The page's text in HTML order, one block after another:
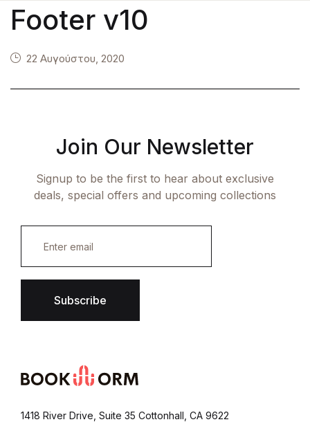
Footer v10
22 Αυγούστου, 2020
Join Our Newsletter
Signup to be the first to hear about exclusive
deals, special offers and upcoming collections
i
l
Subscribe
1418 River Drive, Suite 35 Cottonhall, CA 9622